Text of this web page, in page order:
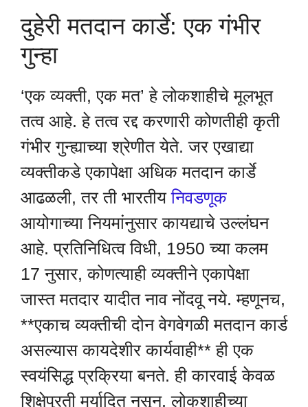
दुहेरी मतदान कार्डे: एक गंभीर
गुन्हा
‘एक व्यक्ती, एक मत’ हे लोकशाहीचे मूलभूत
तत्व आहे. हे तत्व रद्द करणारी कोणतीही कृती
गंभीर गुन्ह्याच्या श्रेणीत येते. जर एखाद्या
व्यक्तीकडे एकापेक्षा अधिक मतदान कार्डे
आढळली, तर ती भारतीयनिवडणूक
आयोगाच्या नियमांनुसार कायद्याचे उल्लंघन
आहे. प्रतिनिधित्व विधी, 1950 च्या कलम
17 नुसार, कोणत्याही व्यक्तीने एकापेक्षा
जास्त मतदार यादीत नाव नोंदवू नये. म्हणूनच,
**एकाच व्यक्तीची दोन वेगवेगळी मतदान कार्ड
असल्यास कायदेशीर कार्यवाही** ही एक
स्वयंसिद्ध प्रक्रिया बनते. ही कारवाई केवळ
शिक्षेपुरती मर्यादित नसून, लोकशाहीच्या